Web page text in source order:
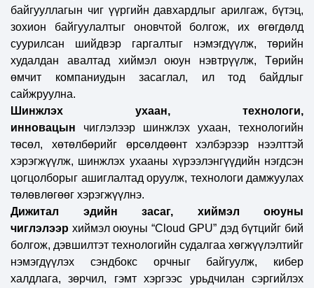
байгууллагын чиг үүргийн давхардлыг арилгаж, бүтэц,
зохион байгуулалтыг оновчтой болгож, их өгөгдөлд
суурилсан шийдвэр гаргалтыг нэмэгдүүлж, төрийн
худалдан авалтад хиймэл оюун нэвтрүүлж, Төрийн
өмчит компаниудын засаглал, ил тод байдлыг
сайжруулна.
Шинжлэх ухаан, технологи,
инновацын чиглэлээр
шинжлэх ухаан, технологийн
төсөл, хөтөлбөрийг өрсөлдөөнт хэлбэрээр нээлттэй
хэрэгжүүлж, шинжлэх ухааны хүрээлэнгүүдийн нэгдсэн
цогцолборыг ашиглалтад оруулж, технологи дамжуулах
төлөвлөгөөг хэрэгжүүлнэ.
Дижитал эдийн засаг, хиймэл оюуны
чиглэлээр хиймэл оюуны “Cloud GPU” дэд бүтцийг бий
болгож, дэвшилтэт технологийн судалгаа хөгжүүлэлтийг
нэмэгдүүлэх сэндбокс орчныг байгуулж, кибер
халдлага, зөрчил, гэмт хэргээс урьдчилан сэргийлэх